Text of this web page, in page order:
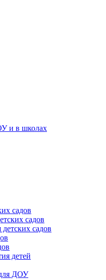
и в школах
садов
садов
садов
детей
ДОУ